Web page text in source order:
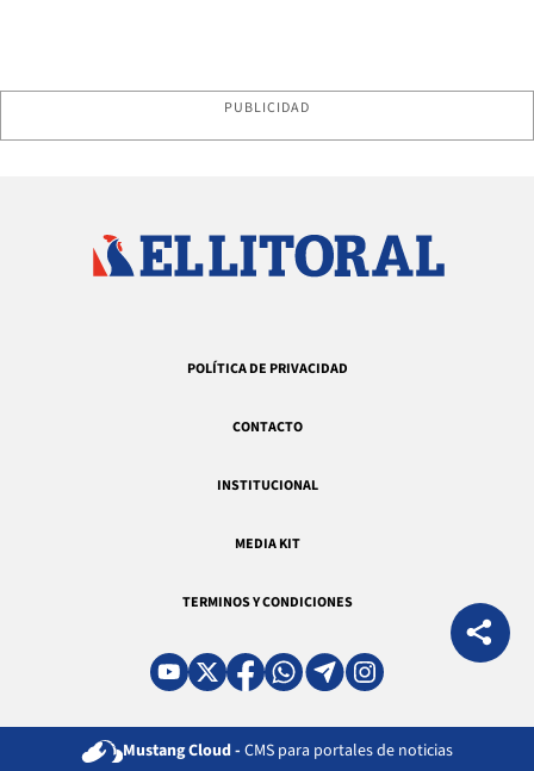
PUBLICIDAD
POLÍTICA DE PRIVACIDAD
CONTACTO
INSTITUCIONAL
MEDIA KIT
TERMINOS Y CONDICIONES
Mustang Cloud - CMS para portales de noticias